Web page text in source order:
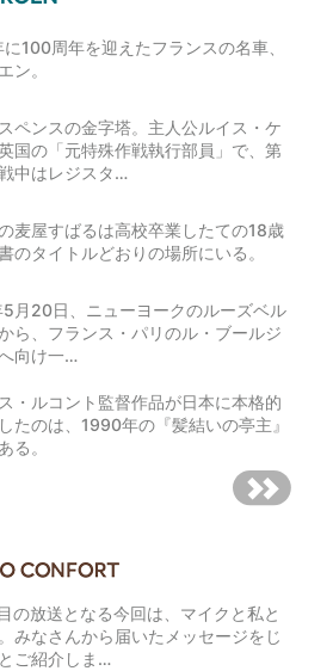
100周年を迎えたフランスの名車、
ン。
ペンスの金字塔。主人公ルイス・ケ
国の「元特殊作戦執行部員」で、第
中はレジスタ…
麦屋すばるは高校卒業したての18歳
のタイトルどおりの場所にいる。
月20日、ニューヨークのルーズベル
ら、フランス・パリのル・ブールジ
向け一…
・ルコント監督作品が日本に本格的
たのは、1990年の『髪結いの亭主』
る。
の放送となる今回は、マイクと私と
みなさんから届いたメッセージをじ
ご紹介しま…